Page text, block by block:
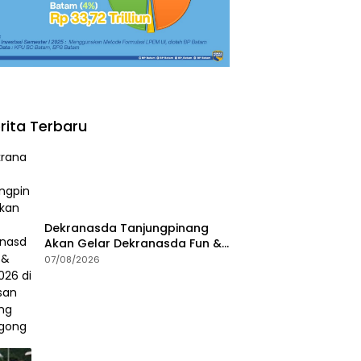
Terbaru
Dekranasda Tanjungpinang
Akan Gelar Dekranasda Fun &
Run 2026 di Kawasan Gedung
07/08/2026